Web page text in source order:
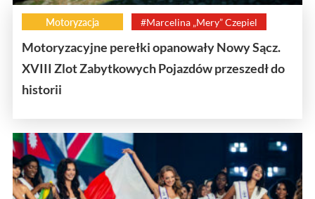
Motoryzacja #Marcelina „Mery” Czepiel
Motoryzacyjne perełki opanowały Nowy Sącz.
XVIII Zlot Zabytkowych Pojazdów przeszedł do
historii